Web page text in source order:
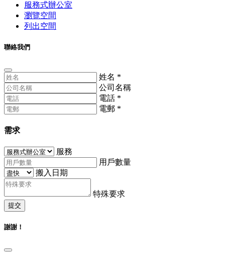
服務式辦公室
瀏覽空間
列出空間
聯絡我們
姓名 *
公司名稱
電話 *
電郵 *
需求
服務
用戶數量
搬入日期
特殊要求
提交
謝謝！